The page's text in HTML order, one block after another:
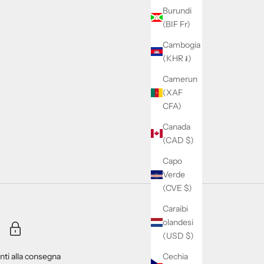
Burundi
(BIF Fr)
Cambogia
(KHR ៛)
Camerun
(XAF
CFA)
Canada
(CAD $)
Capo
Verde
(CVE $)
Caraibi
olandesi
(USD $)
Cechia
alla consegna